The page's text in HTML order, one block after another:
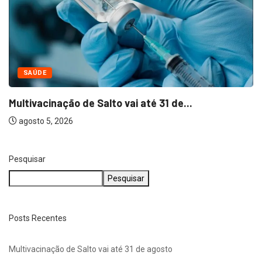
NEGÓCIOS
Bella Capri inaugura primeira franquia em Salto
Pesquisar
Pesquisar
Posts Recentes
Multivacinação de Salto vai até 31 de agosto